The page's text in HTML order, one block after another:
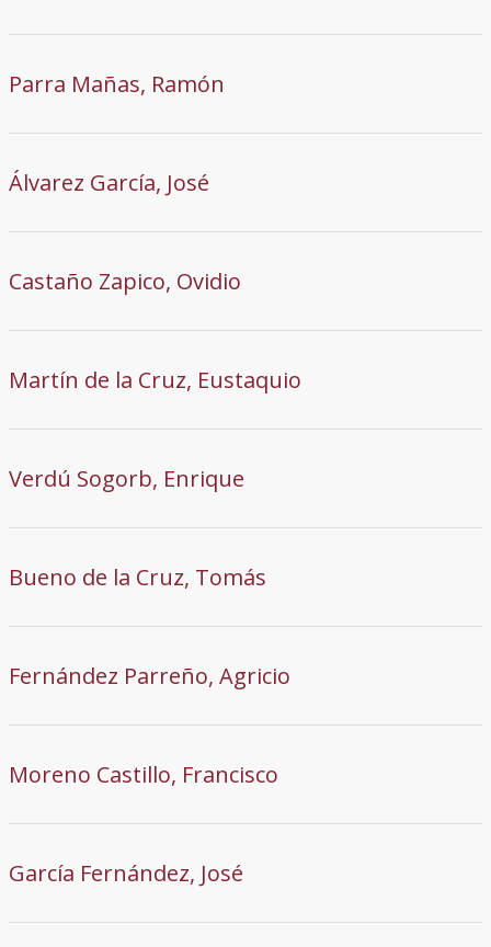
Parra Mañas, Ramón
Álvarez García, José
Castaño Zapico, Ovidio
Martín de la Cruz, Eustaquio
Verdú Sogorb, Enrique
Bueno de la Cruz, Tomás
Fernández Parreño, Agricio
Moreno Castillo, Francisco
García Fernández, José